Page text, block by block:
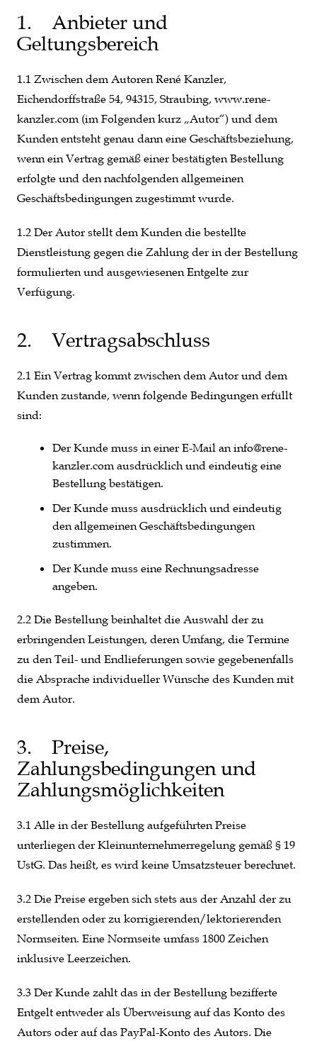
1. Anbieter und
Geltungsbereich
1.1 Zwischen dem Autoren René Kanzler,
Eichendorffstraße 54, 94315, Straubing, www.rene-
kanzler.com (im Folgenden kurz „Autor“) und dem
Kunden entsteht genau dann eine Geschäftsbeziehung,
wenn ein Vertrag gemäß einer bestätigten Bestellung
erfolgte und den nachfolgenden allgemeinen
Geschäftsbedingungen zugestimmt wurde.
1.2 Der Autor stellt dem Kunden die bestellte
Dienstleistung gegen die Zahlung der in der Bestellung
formulierten und ausgewiesenen Entgelte zur
Verfügung.
2. Vertragsabschluss
2.1 Ein Vertrag kommt zwischen dem Autor und dem
Kunden zustande, wenn folgende Bedingungen erfüllt
sind:
Der Kunde muss in einer E-Mail an info@rene-
kanzler.com ausdrücklich und eindeutig eine
Bestellung bestätigen.
Der Kunde muss ausdrücklich und eindeutig
den allgemeinen Geschäftsbedingungen
zustimmen.
Der Kunde muss eine Rechnungsadresse
angeben.
2.2 Die Bestellung beinhaltet die Auswahl der zu
erbringenden Leistungen, deren Umfang, die Termine
zu den Teil- und Endlieferungen sowie gegebenenfalls
die Absprache individueller Wünsche des Kunden mit
dem Autor.
3. Preise,
Zahlungsbedingungen und
Zahlungsmöglichkeiten
3.1 Alle in der Bestellung aufgeführten Preise
unterliegen der Kleinunternehmerregelung gemäß § 19
UstG. Das heißt, es wird keine Umsatzsteuer berechnet.
3.2 Die Preise ergeben sich stets aus der Anzahl der zu
erstellenden oder zu korrigierenden/lektorierenden
Normseiten. Eine Normseite umfass 1800 Zeichen
inklusive Leerzeichen.
3.3 Der Kunde zahlt das in der Bestellung bezifferte
Entgelt entweder als Überweisung auf das Konto des
Autors oder auf das PayPal-Konto des Autors. Die